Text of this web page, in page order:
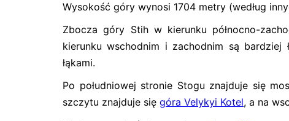
Wysokość góry wynosi 1704 metry (według
Zbocza góry Stih w kierunku północno-
kierunku wschodnim i zachodnim są
łąkami.
Po południowej stronie Stogu znajduje się
szczytu znajduje się góra Velykyi Kotel, a na